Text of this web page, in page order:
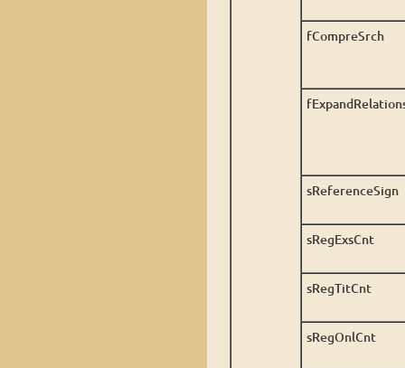
fCompreSrch
sReferenceSign
sRegExsCnt
sRegTitCnt
sRegOnlCnt